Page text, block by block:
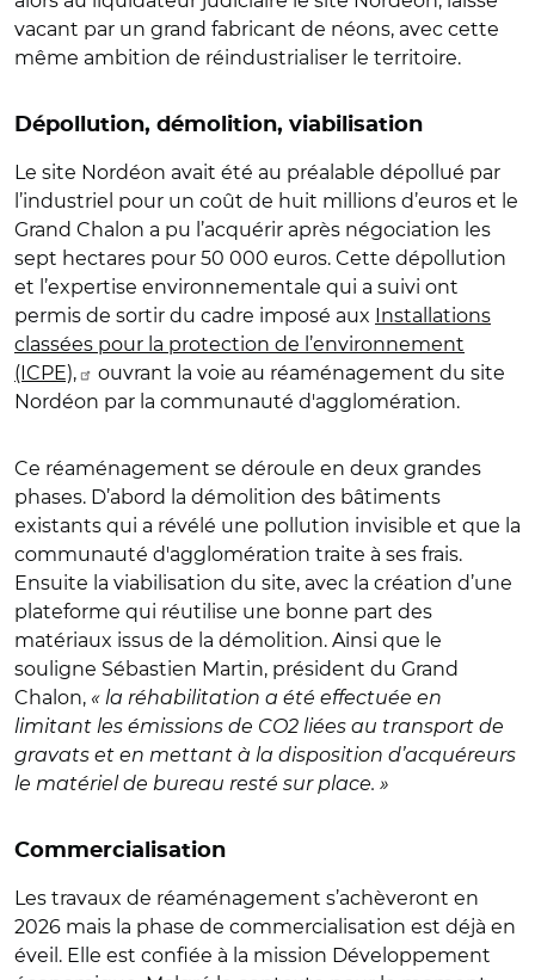
vacant par un grand fabricant de néons, avec cette
même ambition de réindustrialiser le territoire.
Dépollution, démolition, viabilisation
Le site Nordéon avait été au préalable dépollué par
l’industriel pour un coût de huit millions d’euros et le
Grand Chalon a pu l’acquérir après négociation les
sept hectares pour 50 000 euros. Cette dépollution
et l’expertise environnementale qui a suivi ont
permis de sortir du cadre imposé aux Installations
classées pour la protection de l’environnement
(ICPE),
ouvrant la voie au réaménagement du site
Nordéon par la communauté d'agglomération.
Ce réaménagement se déroule en deux grandes
phases. D’abord la démolition des bâtiments
existants qui a révélé une pollution invisible et que la
communauté d'agglomération traite à ses frais.
Ensuite la viabilisation du site, avec la création d’une
plateforme qui réutilise une bonne part des
matériaux issus de la démolition. Ainsi que le
souligne Sébastien Martin, président du Grand
Chalon, « la réhabilitation a été effectuée en
limitant les émissions de CO2 liées au transport de
gravats et en mettant à la disposition d’acquéreurs
le matériel de bureau resté sur place. »
Commercialisation
Les travaux de réaménagement s’achèveront en
2026 mais la phase de commercialisation est déjà en
éveil. Elle est confiée à la mission Développement